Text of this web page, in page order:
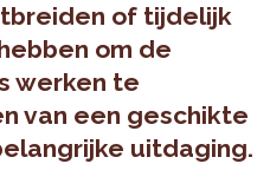
of tijdelijk
om de
werken te
van een geschikte
uitdaging.